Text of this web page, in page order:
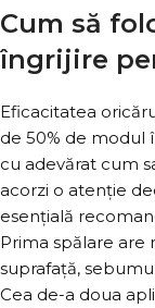
Cum să
îngrijire
Eficacitatea
de 50% de modul
cu adevărat cum
acorzi o atenție
esențială
Prima spălare are
suprafață,
Cea de-a doua